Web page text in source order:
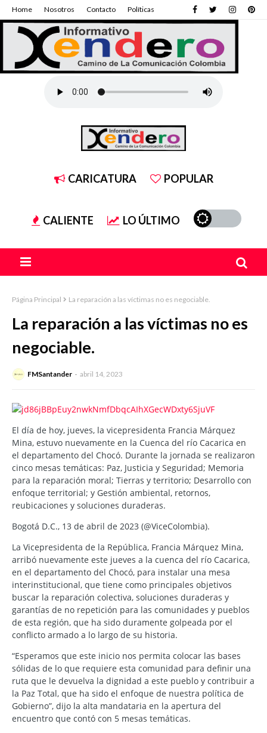
Home Nosotros Contacto Políticas
CARICATURA POPULAR
CALIENTE LO ÚLTIMO
Página Principal La reparación a las víctimas no es negociable.
La reparación a las víctimas no es
negociable.
FMSantander abril 14, 2023
El día de hoy, jueves, la vicepresidenta Francia Márquez
Mina, estuvo nuevamente en la Cuenca del río Cacarica en
el departamento del Chocó. Durante la jornada se realizaron
cinco mesas temáticas: Paz, Justicia y Seguridad; Memoria
para la reparación moral; Tierras y territorio; Desarrollo con
enfoque territorial; y Gestión ambiental, retornos,
reubicaciones y soluciones duraderas.
Bogotá D.C., 13 de abril de 2023 (@ViceColombia).
La Vicepresidenta de la República, Francia Márquez Mina,
arribó nuevamente este jueves a la cuenca del río Cacarica,
en el departamento del Chocó, para instalar una mesa
interinstitucional, que tiene como principales objetivos
buscar la reparación colectiva, soluciones duraderas y
garantías de no repetición para las comunidades y pueblos
de esta región, que ha sido duramente golpeada por el
conflicto armado a lo largo de su historia.
“Esperamos que este inicio nos permita colocar las bases
sólidas de lo que requiere esta comunidad para definir una
ruta que le devuelva la dignidad a este pueblo y contribuir a
la Paz Total, que ha sido el enfoque de nuestra política de
Gobierno”, dijo la alta mandataria en la apertura del
encuentro que contó con 5 mesas temáticas.